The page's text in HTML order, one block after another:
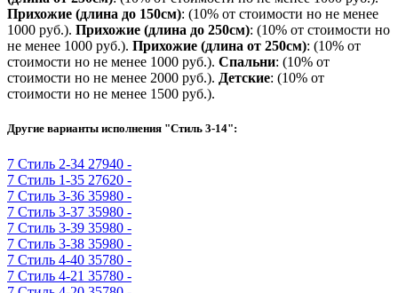
Прихожие (длина до 150см): (10% от стоимости но не менее
1000 руб.). Прихожие (длина до 250см): (10% от стоимости но
не менее 1000 руб.). Прихожие (длина от 250см): (10% от
стоимости но не менее 1000 руб.). Спальни: (10% от
стоимости но не менее 2000 руб.). Детские: (10% от
стоимости но не менее 1500 руб.).
Другие варианты исполнения "Стиль 3-14":
7 Стиль 2-34 27940 -
7 Стиль 1-35 27620 -
7 Стиль 3-36 35980 -
7 Стиль 3-37 35980 -
7 Стиль 3-39 35980 -
7 Стиль 3-38 35980 -
7 Стиль 4-40 35780 -
7 Стиль 4-21 35780 -